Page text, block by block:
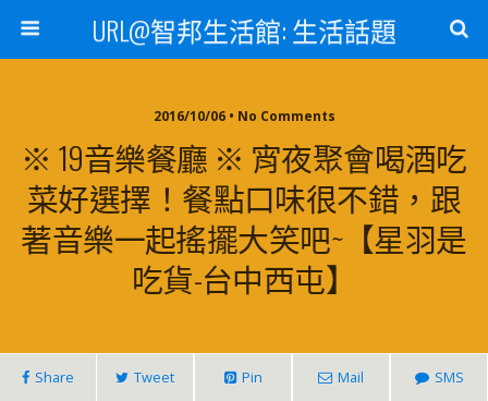
URL@智邦生活館: 生活話題
2016/10/06 • No Comments
※ 19音樂餐廳 ※ 宵夜聚會喝酒吃
菜好選擇！餐點口味很不錯，跟
著音樂一起搖擺大笑吧~【星羽是
吃貨-台中西屯】
Share Tweet Pin Mail SMS